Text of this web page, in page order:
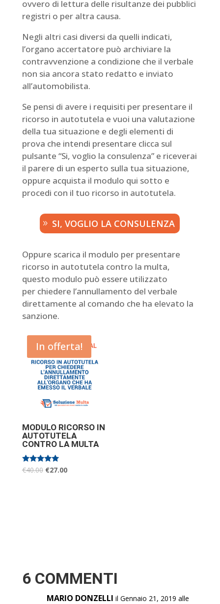
ovvero di lettura delle risultanze dei pubblici
registri o per altra causa.
Negli altri casi diversi da quelli indicati,
l’organo accertatore può archiviare la
contravvenzione a condizione che il verbale
non sia ancora stato redatto e inviato
all’automobilista.
Se pensi di avere i requisiti per presentare il
ricorso in autotutela e vuoi una valutazione
della tua situazione e degli elementi di
prova che intendi presentare clicca sul
pulsante “Si, voglio la consulenza” e riceverai
il parere di un esperto sulla tua situazione,
oppure acquista il modulo qui sotto e
procedi con il tuo ricorso in autotutela.
SI, VOGLIO LA CONSULENZA
Oppure scarica il modulo per presentare
ricorso in autotutela contro la multa,
questo modulo può essere utilizzato
per chiedere l’annullamento del verbale
direttamente al comando che ha elevato la
sanzione.
In offerta!
MODULO RICORSO IN
AUTOTUTELA
CONTRO LA MULTA
Valutato
€40.00 €27.00
6 COMMENTI
MARIO DONZELLI il Gennaio 21, 2019 alle